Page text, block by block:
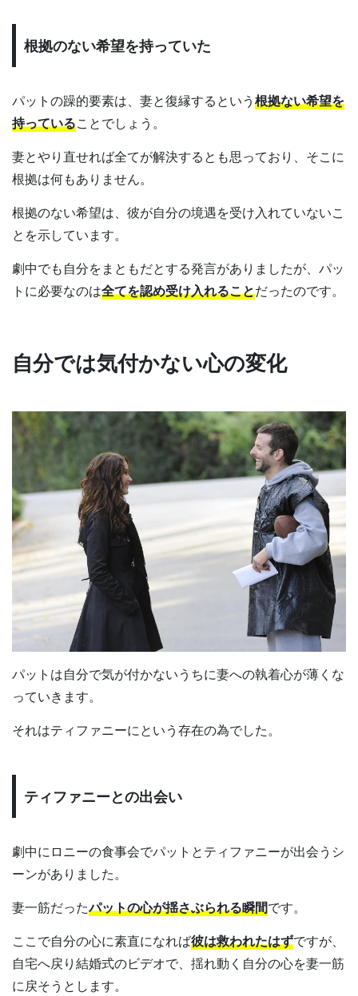
根拠のない希望を持っていた
パットの躁的要素は、妻と復縁するという根拠ない希望を
持っていることでしょう。
妻とやり直せれば全てが解決するとも思っており、そこに
根拠は何もありません。
根拠のない希望は、彼が自分の境遇を受け入れていないこ
とを示しています。
劇中でも自分をまともだとする発言がありましたが、パッ
トに必要なのは全てを認め受け入れることだったのです。
自分では気付かない心の変化
パットは自分で気が付かないうちに妻への執着心が薄くな
っていきます。
それはティファニーにという存在の為でした。
ティファニーとの出会い
劇中にロニーの食事会でパットとティファニーが出会うシ
ーンがありました。
妻一筋だったパットの心が揺さぶられる瞬間です。
ここで自分の心に素直になれば彼は救われたはずですが、
自宅へ戻り結婚式のビデオで、揺れ動く自分の心を妻一筋
に戻そうとします。